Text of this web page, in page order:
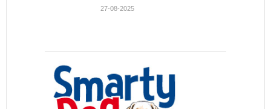
27-08-2025